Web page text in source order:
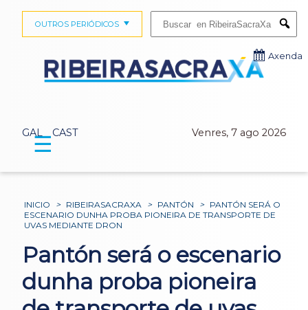
GAL CAST Venres, 7 ago 2026
OUTROS PERIÓDICOS
Axenda
☰
INICIO > RIBEIRASACRAXA > PANTÓN > PANTÓN SERÁ O
ESCENARIO DUNHA PROBA PIONEIRA DE TRANSPORTE DE
UVAS MEDIANTE DRON
Pantón será o escenario
dunha proba pioneira